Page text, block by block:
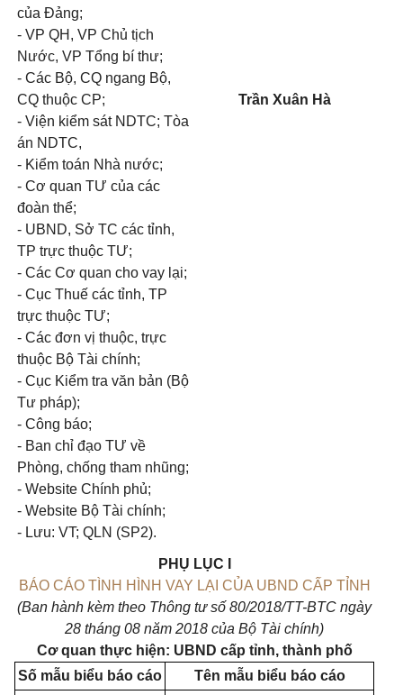
của Đảng;
- VP QH, VP Chủ tịch
Nước, VP Tổng bí thư;
- Các Bộ, CQ ngang Bộ,
CQ thuộc CP;
- Viện kiểm sát NDTC; Tòa
án NDTC,
- Kiểm toán Nhà nước;
- Cơ quan TƯ của các
đoàn thể;
- UBND, Sở TC các tỉnh,
TP trực thuộc TƯ;
- Các Cơ quan cho vay lại;
- Cục Thuế các tỉnh, TP
trực thuộc TƯ;
- Các đơn vị thuộc, trực
thuộc Bộ Tài chính;
- Cục Kiểm tra văn bản (Bộ
Tư pháp);
- Công báo;
- Ban chỉ đạo TƯ về
Phòng, chống tham nhũng;
- Website Chính phủ;
- Website Bộ Tài chính;
- Lưu: VT; QLN (SP2).
Trần Xuân Hà
PHỤ LỤC I
BÁO CÁO TÌNH HÌNH VAY LẠI CỦA UBND CẤP TỈNH
(Ban hành kèm theo Thông tư số 80/2018/TT-BTC ngày
28 tháng 08 năm 2018 của Bộ Tài chính)
Cơ quan thực hiện: UBND cấp tỉnh, thành phố
Số mẫu biểu báo cáo
Tên mẫu biểu báo cáo